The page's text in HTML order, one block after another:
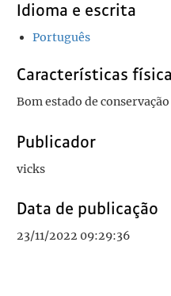
Idioma e escrita
Português
Características
Bom estado de conservação
Publicador
vicks
Data de publicação
23/11/2022 09:29:36